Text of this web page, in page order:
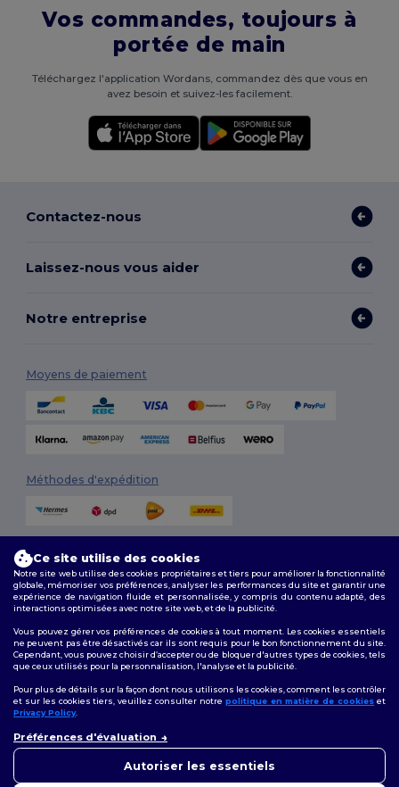
Vos commandes, toujours à
portée de main
Téléchargez l'application Wordans, commandez dès que vous en
avez besoin et suivez-les facilement.
Contactez-nous
Laissez-nous vous aider
Notre entreprise
Moyens de paiement
Méthodes d'expédition
Conditions Générales|Politique de personnalisation |Politique de
Confidentialité
Suivez-nous
Bruxelles|Anvers|Mortsel|Malines|Lierre|Turnhout|Geel|
Hoogstraten |Bruges
Ce site utilise des cookies
Notre site web utilise des cookies propriétaires et tiers pour améliorer la fonctionnalité
globale, mémoriser vos préférences, analyser les performances du site et garantir une
expérience de navigation fluide et personnalisée, y compris du contenu adapté, des
interactions optimisées avec notre site web, et de la publicité.
Vous pouvez gérer vos préférences de cookies à tout moment. Les cookies essentiels
ne peuvent pas être désactivés car ils sont requis pour le bon fonctionnement du site.
Cependant, vous pouvez choisir d’accepter ou de bloquer d'autres types de cookies, tels
que ceux utilisés pour la personnalisation, l'analyse et la publicité.
Pour plus de détails sur la façon dont nous utilisons les cookies, comment les contrôler
et sur les cookies tiers, veuillez consulter notre politique en matière de cookies et
Privacy Policy.
Préférences d'évaluation
Autoriser les essentiels
pouvez nous contacter à tout